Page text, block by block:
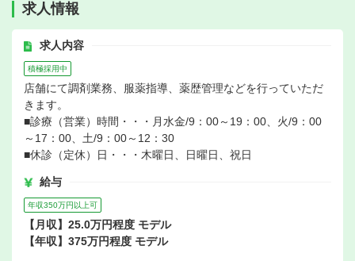
求人情報
求人内容
積極採用中
店舗にて調剤業務、服薬指導、薬歴管理などを行っていただ
きます。
■診療（営業）時間・・・月水金/9：00～19：00、火/9：00
～17：00、土/9：00～12：30
■休診（定休）日・・・木曜日、日曜日、祝日
給与
年収350万円以上可
【月収】25.0万円程度 モデル
【年収】375万円程度 モデル